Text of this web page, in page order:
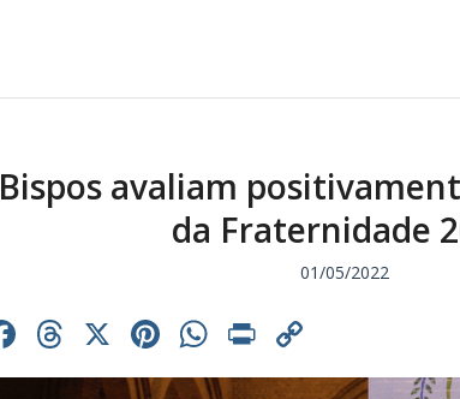
Bispos avaliam
da Fraternidade
01/05/2022
Facebook
Threads
X Pinterest
WhatsApp
Print
Link